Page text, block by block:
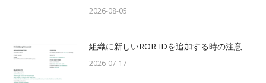
2026-08-05
組織に新しいROR IDを追加する時の注意
2026-07-17